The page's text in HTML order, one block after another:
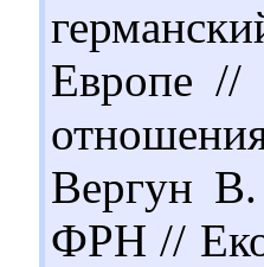
Европе //
Вергун В.
ФРН //